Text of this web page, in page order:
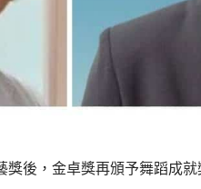
後，金卓獎再頒予舞蹈成